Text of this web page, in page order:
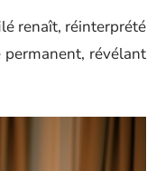
renaît, réinterprété
permanent, révélant